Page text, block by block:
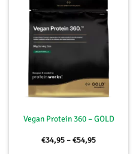
Vegan Protein 360 – GOLD
€34,95–€54,95Preisspanne: